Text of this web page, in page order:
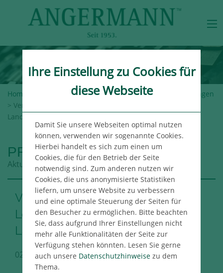
Home Angermann-Gruppe >Newsroom> Pressemeldungen
> Verkauf einer Lager- und Logistikhalle in Reinshagen im
Landkreis Rostock
PRESSEMELDUNGEN
Aktuelle Meldungen aus der Angermann Gruppe
Verkauf einer Lager- und
Logistikhalle in Reinshagen im
Landkreis Rostock
02.12.2020 Immo Consult Pressemeldung
Ihre Einstellung zu Cookies für
diese Webseite
Damit Sie unsere Webseiten optimal nutzen
können, verwenden wir sogenannte Cookies.
Hierbei handelt es sich zum einen um
Cookies, die für den Betrieb der Seite
notwendig sind. Zum anderen nutzen wir
Cookies, die uns anonymisierte Statistiken
liefern, um unsere Website zu verbessern
und eine optimale Steuerung der Seiten für
den Besucher zu ermöglichen. Bitte beachten
Sie, dass aufgrund Ihrer Einstellungen nicht
mehr alle Funktionalitäten der Seite zur
Verfügung stehen könnten. Lesen Sie gerne
auch unsere Datenschutzhinweisezu dem
Thema.